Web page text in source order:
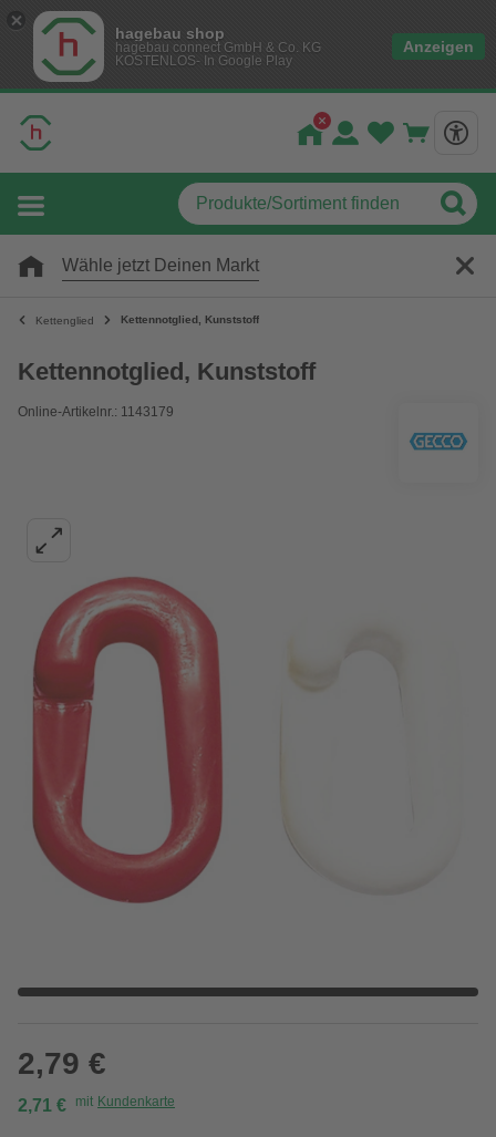
hagebau shop
hagebau connect GmbH & Co. KG
KOSTENLOS- In Google Play
Anzeigen
Wähle jetzt Deinen Markt
Kettenglied Kettennotglied, Kunststoff
Kettennotglied, Kunststoff
Online-Artikelnr.: 1143179
2,79 €
2,71 € mit Kundenkarte